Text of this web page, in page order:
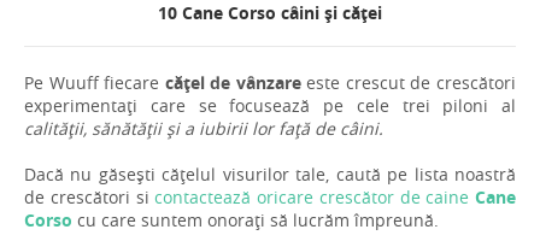
10 Cane Corso câini și căței
Pe Wuuff fiecare cățel de vânzareeste crescut de crescători
experimentați care se focusează pe cele trei piloni al
calității, sănătății și a iubirii lor față de câini.
Dacă nu găsești cățelul visurilor tale, caută pe lista noastră
de crescători sicontactează oricare crescător de caine Cane
Corso cu care suntem onorați să lucrăm împreună.